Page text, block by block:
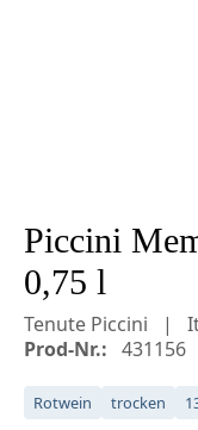
Piccini
0,75 l
Tenute Piccini
Prod-Nr.: 431156
Rotwein trocken